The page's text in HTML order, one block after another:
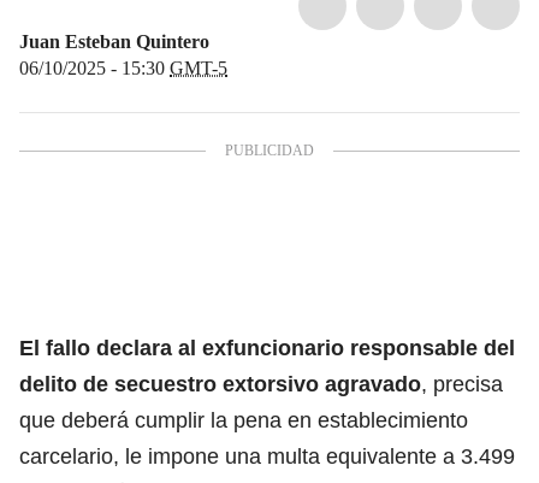
Juan Esteban Quintero
06/10/2025 - 15:30 GMT-5
El fallo declara al exfuncionario responsable del
delito de secuestro extorsivo agravado, precisa
que deberá cumplir la pena en establecimiento
carcelario, le impone una multa equivalente a 3.499